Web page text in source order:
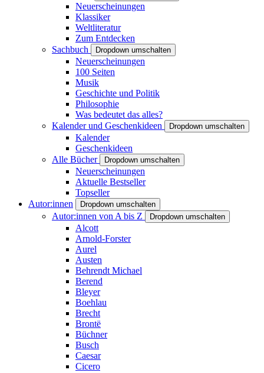
Neuerscheinungen
Klassiker
Weltliteratur
Zum Entdecken
Sachbuch
Dropdown umschalten
Neuerscheinungen
100 Seiten
Musik
Geschichte und Politik
Philosophie
Was bedeutet das alles?
Kalender und Geschenkideen
Dropdown umschalten
Kalender
Geschenkideen
Alle Bücher
Dropdown umschalten
Neuerscheinungen
Aktuelle Bestseller
Topseller
Autor:innen
Dropdown umschalten
Autor:innen von A bis Z Dropdown umschalten
Alcott
Arnold-Forster
Aurel
Austen
Behrendt Michael
Berend
Bleyer
Boehlau
Brecht
Brontë
Büchner
Busch
Caesar
Cicero